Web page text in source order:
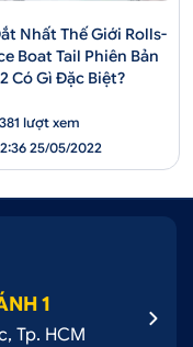
Nhất Thế Giới Rolls-
Boat Tail Phiên Bản
Có Gì Đặc Biệt?
lượt xem
25/05/2022
1
Tp. HCM